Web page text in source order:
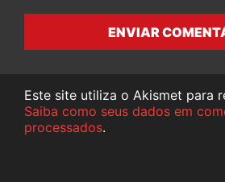
ENVIAR
Este site utiliza o Akismet para
Saiba como seus dados em
processados.